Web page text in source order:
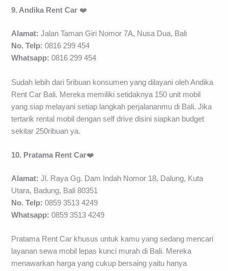
9. Andika Rent Car ❤️
Alamat: Jalan Taman Giri Nomor 7A, Nusa Dua, Bali
No. Telp: 0816 299 454
Whatsapp: 0816 299 454
Sudah lebih dari 5ribuan konsumen yang dilayani oleh Andika
Rent Car Bali. Mereka memiliki setidaknya 150 unit mobil
yang siap melayani setiap langkah perjalananmu di Bali. Jika
tertarik rental mobil dengan self drive disini siapkan budget
sekitar 250ribuan ya.
10. Pratama Rent Car❤️
Alamat: Jl. Raya Gg. Dam Indah Nomor 18, Dalung, Kuta
Utara, Badung, Bali 80351
No. Telp: 0859 3513 4249
Whatsapp: 0859 3513 4249
Pratama Rent Car khusus untuk kamu yang sedang mencari
layanan sewa mobil lepas kunci murah di Bali. Mereka
menawarkan harga yang cukup bersaing yaitu hanya